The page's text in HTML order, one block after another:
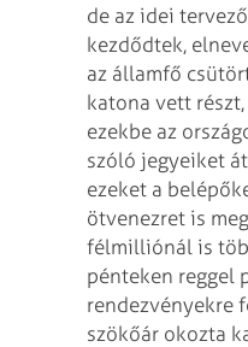
de az idei
kezdődtek,
az államfő
katona vett
ezekbe az
szóló jegyeiket
ezeket a
ötvenezret is
félmilliónál is
pénteken reggel
rendezvényekre
szökőár okozta